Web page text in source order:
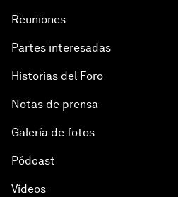
Reuniones
Partes interesadas
Historias del Foro
Notas de prensa
Galería de fotos
Pódcast
Vídeos